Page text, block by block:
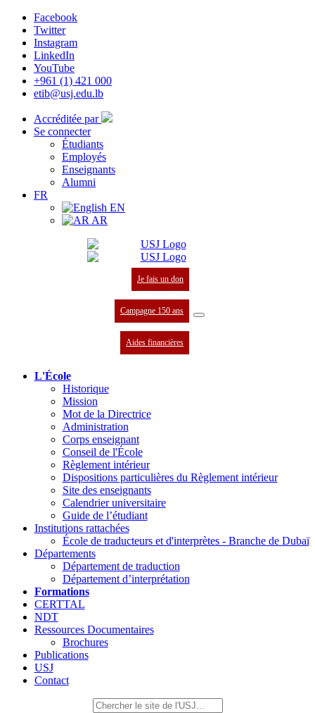
Facebook
Twitter
Instagram
LinkedIn
YouTube
+961 (1) 421 000
etib@usj.edu.lb
Accréditée par
Se connecter
Étudiants
Employés
Enseignants
Alumni
FR
EN
AR
Je fais un don
Campagne 150 ans
Aides financières
L'École
Historique
Mission
Mot de la Directrice
Administration
Corps enseignant
Conseil de l'École
Règlement intérieur
Dispositions particulières du Règlement intérieur
Site des enseignants
Calendrier universitaire
Guide de l’étudiant
Institutions rattachées
École de traducteurs et d'interprètes - Branche de Dubaï
Départements
Département de traduction
Département d’interprétation
Formations
CERTTAL
NDT
Ressources Documentaires
Brochures
Publications
USJ
Contact